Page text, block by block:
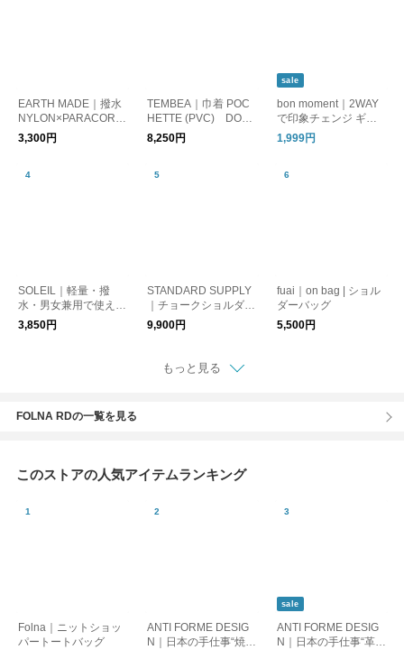
EARTH MADE｜撥水
NYLON×PARACORD
KINCHAKU
3,300円
TEMBEA｜巾着 POC
HETTE (PVC) DOG-
1/ポシェット バッグ
犬
8,250円
sale
bon moment｜2WAY
で印象チェンジ ギャ
ザー ショルダーバッ
グ 撥水
1,999円
SOLEIL｜軽量・撥
水・男女兼用で使える
ライトリーショルダー
バッグ [ギフト]
3,850円
STANDARD SUPPLY
｜チョークショルダー
"SIMPLICITY " CHALK
SHOULDER スタンダ
ダーバッグ プレゼン
ト ギフト
9,900円
fuai｜on bag | ショル
ダーバッグ
5,500円
もっと見る
FOLNA RDの一覧を見る
このストアの人気アイテムランキング
Folna｜ニットショッ
パートートバッグ
ANTI FORME DESIG
N｜日本の手仕事“焼き
sale
ANTI FORME DESIG
N｜日本の手仕事“革友